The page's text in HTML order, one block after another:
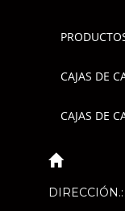
CAJAS DE
CAJAS DE
DIRECCIÓN.: